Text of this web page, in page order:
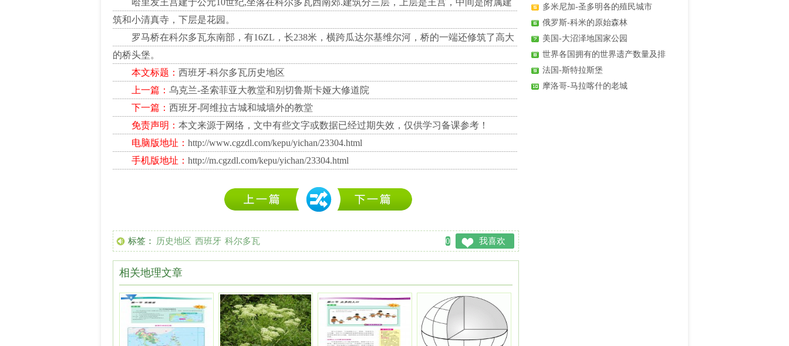
哈里发王宫建于公元10世纪,坐落在科尔多瓦西南郊.建筑分三层，上层是王宫，中间是附属建
筑和小清真寺，下层是花园。
罗马桥在科尔多瓦东南部，有16ZL，长238米，横跨瓜达尔基维尔河，桥的一端还修筑了高大
的桥头堡。
本文标题： 西班牙-科尔多瓦历史地区
上一篇： 乌克兰-圣索菲亚大教堂和别切鲁斯卡娅大修道院
下一篇： 西班牙-阿维拉古城和城墙外的教堂
免责声明： 本文来源于网络，文中有些文字或数据已经过期失效，仅供学习备课参考！
电脑版地址： http://www.cgzdl.com/kepu/yichan/23304.html
手机版地址： http://m.cgzdl.com/kepu/yichan/23304.html
标签： 历史地区 西班牙 科尔多瓦 0 我喜欢
相关地理文章
多米尼加-圣多明各的殖民城市
俄罗斯-科米的原始森林
美国-大沼泽地国家公园
世界各国拥有的世界遗产数量及排
法国-斯特拉斯堡
摩洛哥-马拉喀什的老城